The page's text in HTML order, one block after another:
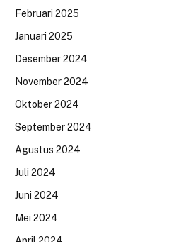
Februari 2025
Januari 2025
Desember 2024
November 2024
Oktober 2024
September 2024
Agustus 2024
Juli 2024
Juni 2024
Mei 2024